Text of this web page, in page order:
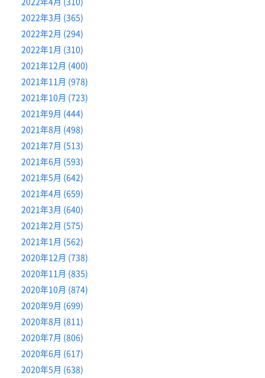
2022年3月 (365)
2022年2月 (294)
2022年1月 (310)
2021年12月 (400)
2021年11月 (978)
2021年10月 (723)
2021年9月 (444)
2021年8月 (498)
2021年7月 (513)
2021年6月 (593)
2021年5月 (642)
2021年4月 (659)
2021年3月 (640)
2021年2月 (575)
2021年1月 (562)
2020年12月 (738)
2020年11月 (835)
2020年10月 (874)
2020年9月 (699)
2020年8月 (811)
2020年7月 (806)
2020年6月 (617)
2020年5月 (638)